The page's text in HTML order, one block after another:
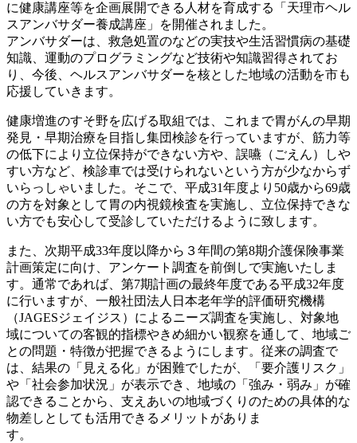
に健康講座等を企画展開できる人材を育成する「天理市ヘル
スアンバサダー養成講座」を開催されました。
アンバサダーは、救急処置のなどの実技や生活習慣病の基礎
知識、運動のプログラミングなど技術や知識習得されてお
り、今後、ヘルスアンバサダーを核とした地域の活動を市も
応援していきます。
健康増進のすそ野を広げる取組では、これまで胃がんの早期
発見・早期治療を目指し集団検診を行っていますが、筋力等
の低下により立位保持ができない方や、誤嚥（ごえん）しや
すい方など、検診車では受けられないという方が少なからず
いらっしゃいました。そこで、平成31年度より50歳から69歳
の方を対象として胃の内視鏡検査を実施し、立位保持できな
い方でも安心して受診していただけるように致します。
また、次期平成33年度以降から３年間の第8期介護保険事業
計画策定に向け、アンケート調査を前倒しで実施いたしま
す。通常であれば、第7期計画の最終年度である平成32年度
に行いますが、一般社団法人日本老年学的評価研究機構
（JAGESジェイジス）によるニーズ調査を実施し、対象地
域についての客観的指標やきめ細かい観察を通して、地域ご
との問題・特徴が把握できるようにします。従来の調査で
は、結果の「見える化」が困難でしたが、「要介護リスク」
や「社会参加状況」が表示でき、地域の「強み・弱み」が確
認できることから、支えあいの地域づくりのための具体的な
物差しとしても活用できるメリットがありま
す。